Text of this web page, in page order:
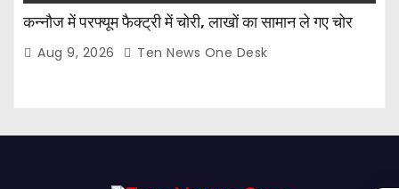
कन्नौज में परफ्यूम फैक्ट्री में चोरी, लाखों का सामान ले गए चोर
Aug 9, 2026 Ten News One Desk